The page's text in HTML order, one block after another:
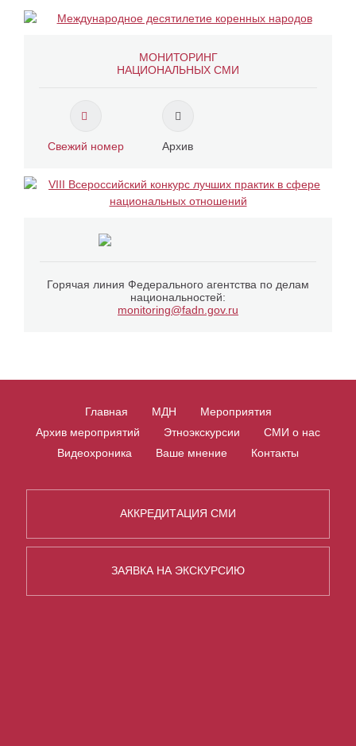
МОНИТОРИНГ
НАЦИОНАЛЬНЫХ СМИ
Свежий номер Архив
Горячая линия Федерального агентства по делам
национальностей:
monitoring@fadn.gov.ru
Главная МДН
Мероприятия
Архив мероприятий
Этноэкскурсии
СМИ о нас
Видеохроника
Ваше мнение Контакты
АККРЕДИТАЦИЯ СМИ
ЗАЯВКА НА ЭКСКУРСИЮ